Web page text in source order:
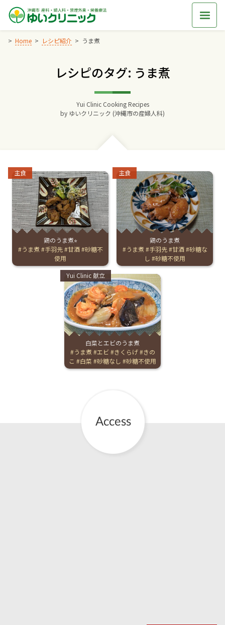
Skip
content
Home レシピ紹介 うま煮
レシピのタグ: うま煮
Yui Clinic Cooking Recipes
by ゆいクリニック (沖縄市の産婦人科)
Categories:
主食
鶏のうま煮⭐︎
Tags:
うま煮 手羽先 甘酒 砂糖不
使用
Categories:
主食
鶏のうま煮
Tags:
うま煮 手羽先 甘酒 砂糖な
し
砂糖不使用
Categories:
Yui Clinic 献立
白菜とエビのうま煮
Tags:
うま煮 エビ きくらげ きの
こ
白菜 砂糖なし 砂糖不使用
Home
交通アクセス
診療料金
妊婦健診
お産について
親と子の結びつき支援
母乳育児
予防接種
その他の診療内容
遠方にお住まいで当院での出産を希望される方へ
医師プロフィール